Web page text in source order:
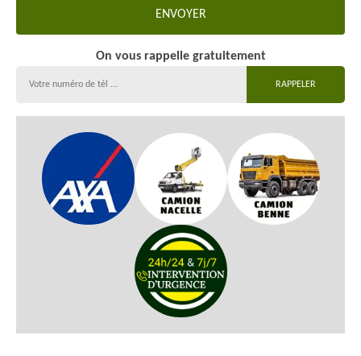
On vous rappelle gratuitement